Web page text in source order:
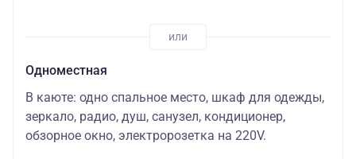
Одноместная
В каюте: одно спальное место, шкаф для одежды,
зеркало, радио, душ, санузел, кондиционер,
обзорное окно, электророзетка на 220V.